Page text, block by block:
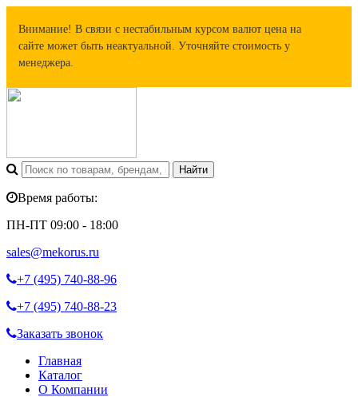
Внимание! В связи с нестабильным курсом валют цена на
сайте может быть неактуальной. Уточняйте стоимость у
менеджера.
Время работы:
ПН-ПТ 09:00 - 18:00
sales@mekorus.ru
+7 (495) 740-88-96
+7 (495) 740-88-23
Заказать звонок
Главная
Каталог
О Компании